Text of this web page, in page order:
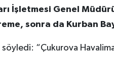
İşletmesi Genel Müdürü
sonra da Kurban
söyledi: “Çukurova